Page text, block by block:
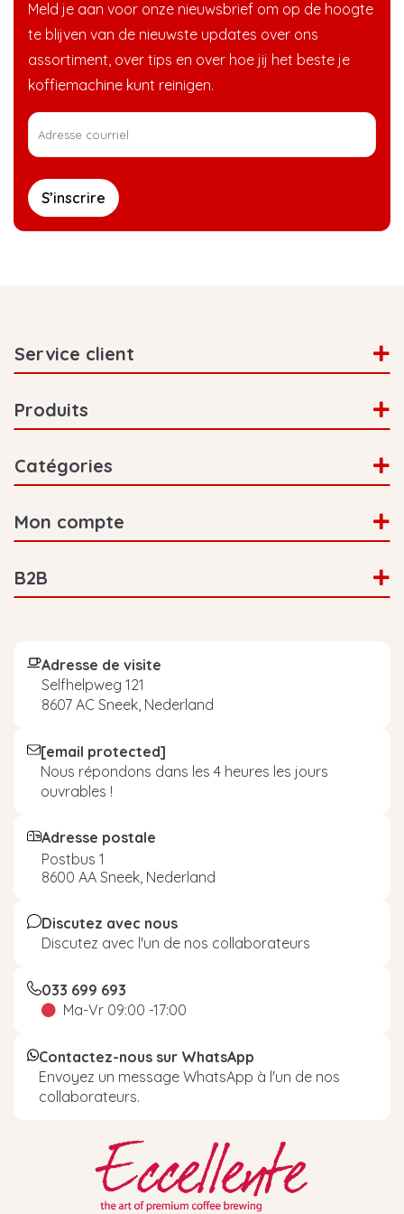
Meld je aan voor onze nieuwsbrief om op de hoogte
te blijven van de nieuwste updates over ons
assortiment, over tips en over hoe jij het beste je
koffiemachine kunt reinigen.
S’inscrire
Service client
Produits
Catégories
Mon compte
B2B
Adresse de visite
Selfhelpweg 121
8607 AC Sneek, Nederland
[email protected]
Nous répondons dans les 4 heures les jours
ouvrables !
Adresse postale
Postbus 1
8600 AA Sneek, Nederland
Discutez avec nous
Discutez avec l'un de nos collaborateurs
033 699 693
Ma-Vr 09:00 -17:00
Contactez-nous sur WhatsApp
Envoyez un message WhatsApp à l'un de nos
collaborateurs.